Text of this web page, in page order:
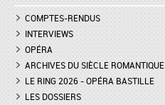
COMPTES-RENDUS
INTERVIEWS
OPÉRA
ARCHIVES DU SIÈCLE ROMANTIQUE
LE RING 2026 - OPÉRA BASTILLE
LES DOSSIERS